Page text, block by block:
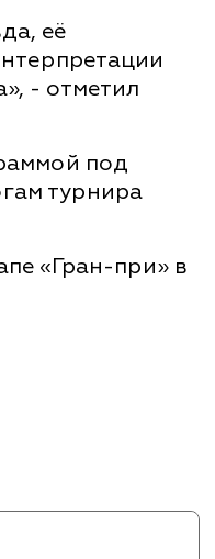
её
- отметил
под
турнира
«Гран-при» в